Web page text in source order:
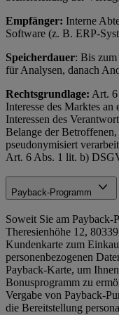
Empfänger: Interne
Software (z. B. ERP-
Speicherdauer: Bis
für Analysen, danach
Rechtsgrundlage: Art.
Interesse des Marktes
Interessen des
Belange der
pseudonymisiert
Art. 6 Abs. 1 lit. b)
Payback-Programm
Soweit Sie am Payback-
Theresienhöhe 12,
Kundenkarte zum
personenbezogenen
Payback-Karte, um
Bonusprogramm zu
Vergabe von Payback-
die Bereitstellung